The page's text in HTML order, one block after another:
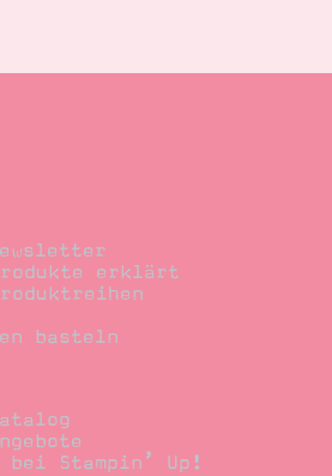
erklärt
basteln
Stampin’ Up!